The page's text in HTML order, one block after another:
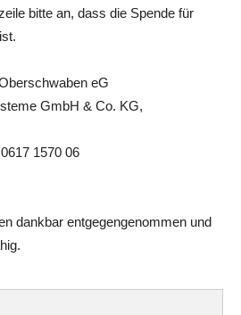
bitte an, dass die Spende für
eG
GmbH & Co. KG,
1570 06
dankbar entgegengenommen und